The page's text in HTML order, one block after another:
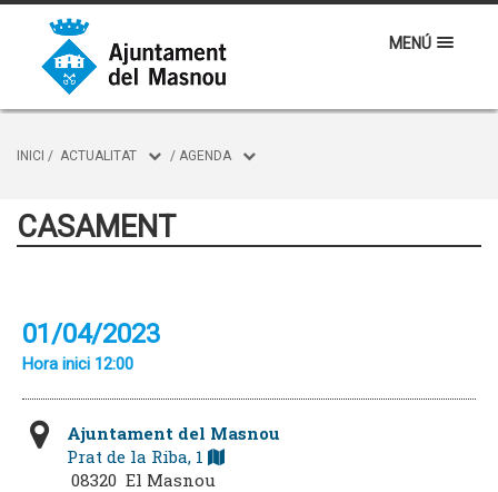
MENÚ
INICI / ACTUALITAT / AGENDA
CASAMENT
01/04/2023
Hora inici 12:00
Ajuntament del Masnou
Prat de la Riba, 1
08320 El Masnou